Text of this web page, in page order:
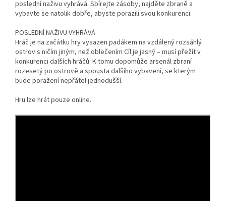
poslední naživu vyhrává. Sbírejte zásoby, najděte zbraně a
vybavte se natolik dobře, abyste porazili svou konkurenci.
POSLEDNÍ NAŽIVU VYHRÁVÁ
Hráč je na začátku hry vysazen padákem na vzdálený rozsáhlý
ostrov s ničím jiným, než oblečením Cíl je jasný – musí přežít v
konkurenci dalších hráčů. K tomu dopomůže arsenál zbraní
rozesetý po ostrově a spousta dalšího vybavení, se kterým
bude poražení nepřátel jednodušší.
Hru lze hrát pouze online.